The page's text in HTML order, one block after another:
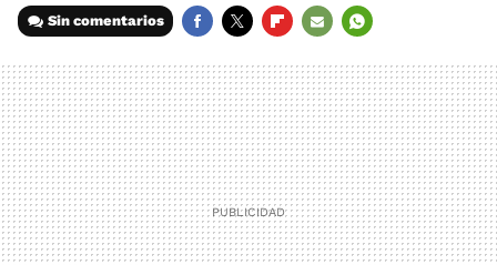
Sin comentarios
MAIL